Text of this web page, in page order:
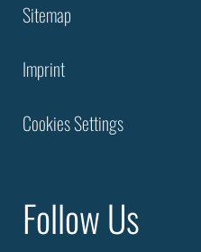
Sitemap
Imprint
Cookies Settings
Follow Us